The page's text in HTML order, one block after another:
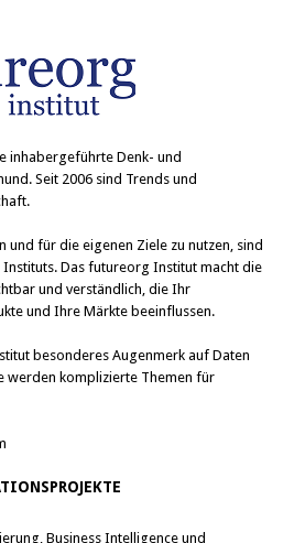
inhabergeführte Denk- und
Seit 2006 sind Trends und
und für die eigenen Ziele zu nutzen, sind
Das futureorg Institut macht die
und verständlich, die Ihr
und Ihre Märkte beeinflussen.
besonderes Augenmerk auf Daten
werden komplizierte Themen für
Business Intelligence und